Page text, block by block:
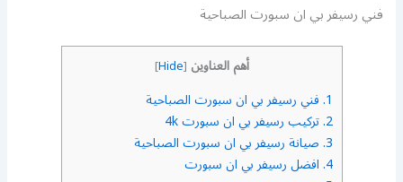
فني رسيفر بي ان سبورت الصباحية
أهم العناوين [
Hide
]
1. فني رسيفر بي ان سبورت الصباحية
2. تركيب رسيفر بي ان سبورت 4k
3. صيانة رسيفر بي ان سبورت الصباحية
4. افضل رسيفر بي ان سبورت